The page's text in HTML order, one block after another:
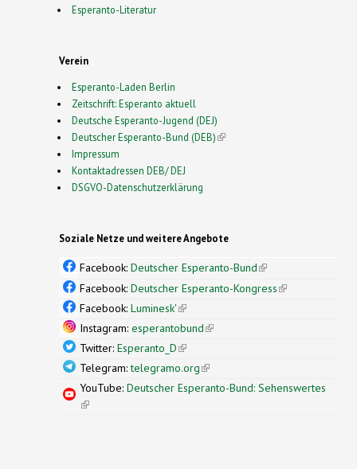
Esperanto-Literatur
Verein
Esperanto-Laden Berlin
Zeitschrift: Esperanto aktuell
Deutsche Esperanto-Jugend (DEJ)
Deutscher Esperanto-Bund (DEB)(link is external)
Impressum
Kontaktadressen DEB/ DEJ
DSGVO-Datenschutzerklärung
Soziale Netze und weitere Angebote
Facebook: Deutscher Esperanto-Bund(link is
external)
Facebook: Deutscher Esperanto-Kongress(link is
Facebook: Luminesk'(link is external)
Instagram: esperantobund(link is external)
Twitter: Esperanto_D(link is external)
Telegram:telegramo.org(link is external)
YouTube: Deutscher Esperanto-Bund: Sehenswertes
(link is external)